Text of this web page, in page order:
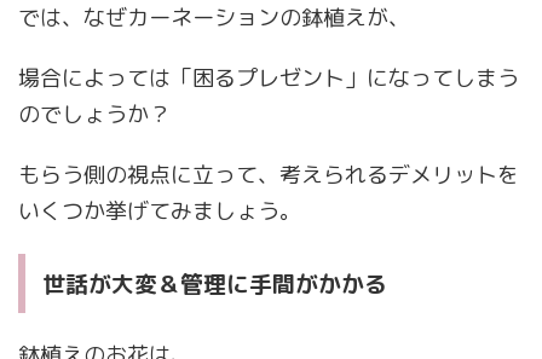
では、なぜカーネーションの鉢植えが、
場合によっては「困るプレゼント」になってしまう
のでしょうか？
もらう側の視点に立って、考えられるデメリットを
いくつか挙げてみましょう。
世話が大変＆管理に手間がかかる